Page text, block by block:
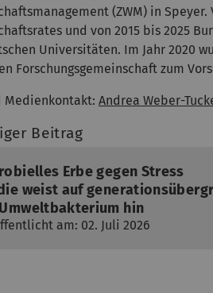
(ZWM) in
und von 2015 bis 2025
Universitäten. Im Jahr 2020
Forschungsgemeinschaft zum
Medienkontakt: Andrea Weber-
Beitrag
Erbe gegen Stress
weist auf
hin
am: 02. Juli 2026